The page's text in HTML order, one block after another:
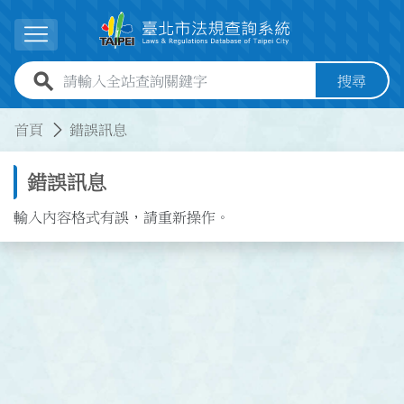
展開選單
全站查詢關鍵字欄位 搜尋
首頁 錯誤訊息
錯誤訊息
輸入內容格式有誤，請重新操作。